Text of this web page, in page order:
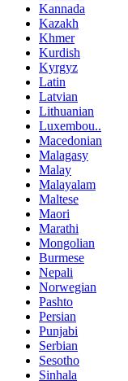
Kannada
Kazakh
Khmer
Kurdish
Kyrgyz
Latin
Latvian
Lithuanian
Luxembou..
Macedonian
Malagasy
Malay
Malayalam
Maltese
Maori
Marathi
Mongolian
Burmese
Nepali
Norwegian
Pashto
Persian
Punjabi
Serbian
Sesotho
Sinhala